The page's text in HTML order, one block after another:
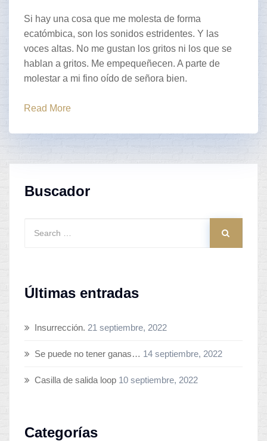
Si hay una cosa que me molesta de forma
ecatómbica, son los sonidos estridentes. Y las
voces altas. No me gustan los gritos ni los que se
hablan a gritos. Me empequeñecen. A parte de
molestar a mi fino oído de señora bien.
Read More
Buscador
Últimas entradas
Insurrección. 21 septiembre, 2022
Se puede no tener ganas… 14 septiembre, 2022
Casilla de salida loop 10 septiembre, 2022
Categorías